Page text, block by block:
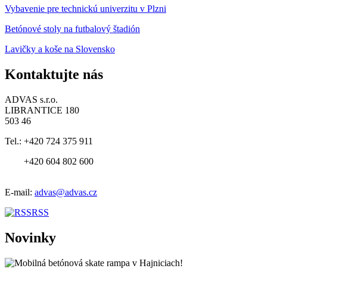
Vybavenie pre technickú univerzitu v Plzni
Betónové stoly na futbalový štadión
Lavičky a koše na Slovensko
Kontaktujte nás
ADVAS s.r.o.
LIBRANTICE 180
503 46
Tel.: +420 724 375 911
+420 604 802 600
E-mail: advas@advas.cz
RSS
Novinky